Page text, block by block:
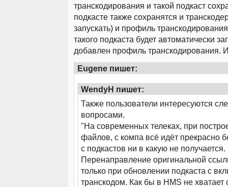
транскодирования и такой подкаст
подкасте также сохранятся и
запускать) и профиль
такого подкаста будет автоматически
добавлен профиль транскодирования. И
Eugene пишет:
WendyH пишет:
Также пользователи интересуются
вопросами.
"На современных телеках, при
файлов, с компа всё идёт прекрасно
с подкастов ни в какую не получается.
Перенаправление оригинальной
только при обновлении подкаста с
транскодом. Как бы в HMS не хватает